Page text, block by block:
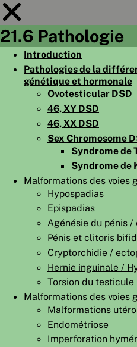
21.6 Pathologie
Introduction
Pathologies de la
génétique et hormonale
Ovotesticular DSD
46, XY DSD
46, XX DSD
Sex Chromosome
Syndrome de
Syndrome de
Malformations des voies
Hypospadias
Epispadias
Agénésie du pénis
Pénis et clitoris
Cryptorchidie /
Hernie inguinale /
Torsion du testicule
Malformations des voies
Malformations
Endométriose
Imperforation